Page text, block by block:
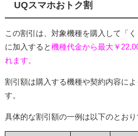
UQスマホおトク割
この割引は、対象機種を購入して「く
に加入すると機種代金から最大￥
れます。
割引額は購入する機種や契約内容に
す。
具体的な割引額の一例は以下のとおり